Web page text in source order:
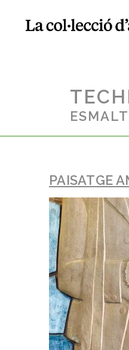
PAISATGE